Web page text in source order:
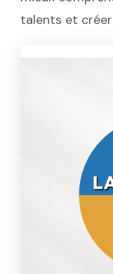
talents et